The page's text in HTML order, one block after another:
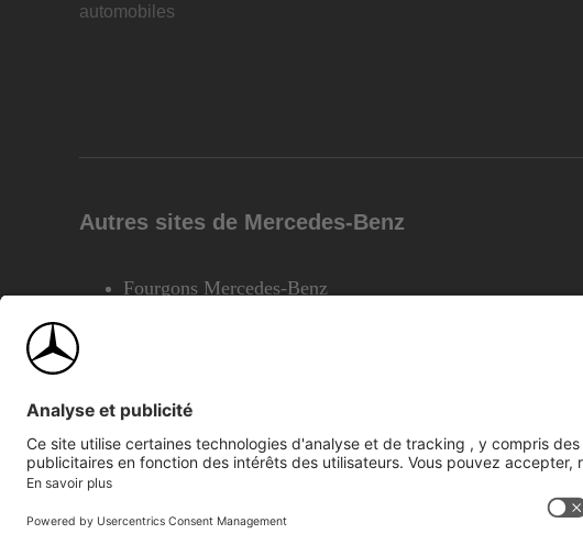
automobiles
Autres sites de Mercedes-Benz
Fourgons Mercedes-Benz
©2026 Mercedes-Benz Canada Inc.